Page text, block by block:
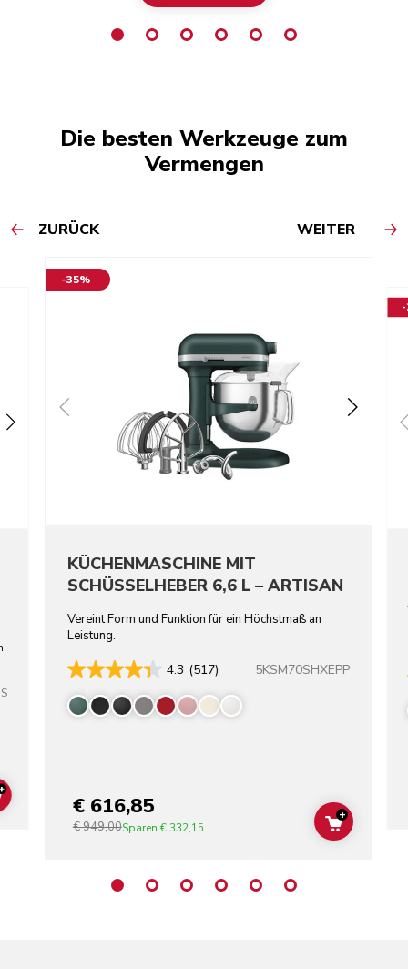
Die besten Werkzeuge zum
Vermengen
ZURÜCK WEITER
ADD TO CART
-35%
KÜCHENMASCHINE MIT
SCHÜSSELHEBER 6,6 L – ARTISAN
Vereint Form und Funktion für ein Höchstmaß an
Leistung.
4.3 (517) 5KSM70SHXEPP
€ 616,85
€ 949,00Sparen € 332,15 ADD TO
+
-